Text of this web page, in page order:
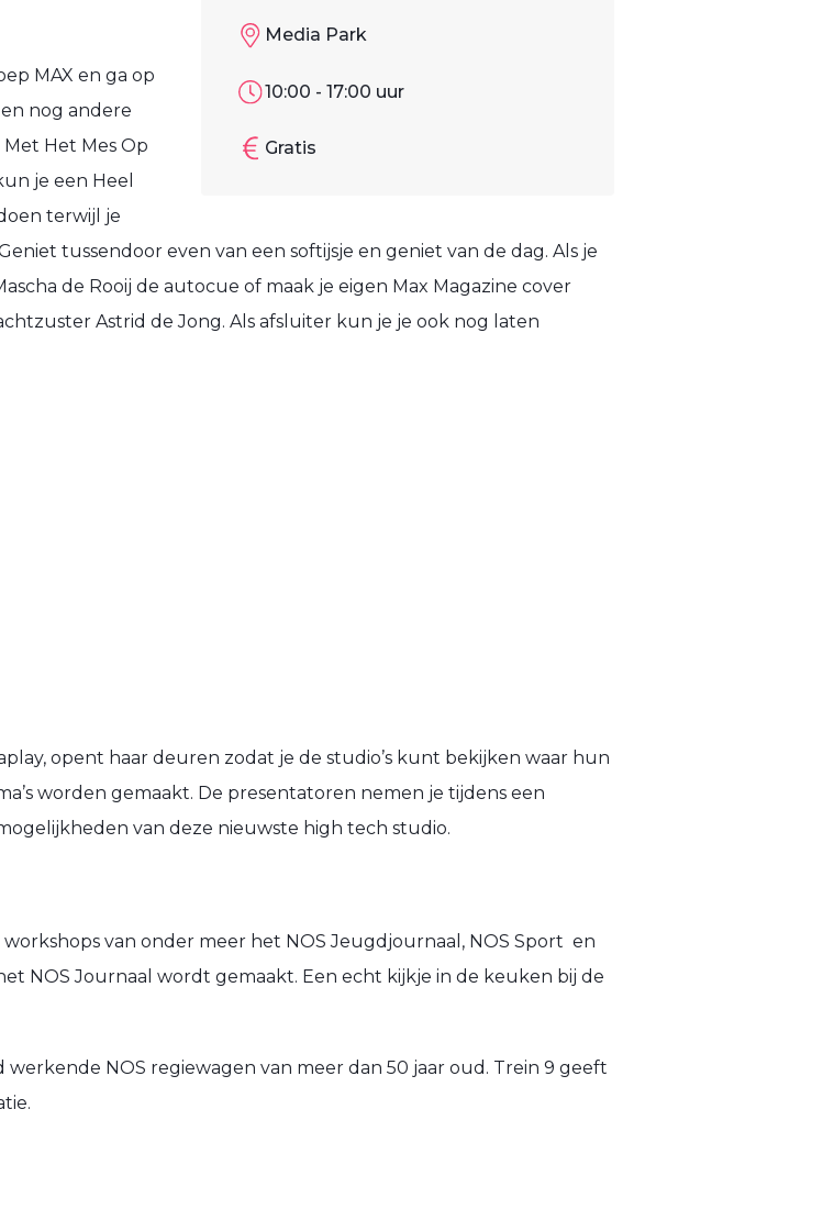
Media Park
10:00 - 17:00 uur
Gratis
MAX en ga op
nog andere
Het Mes Op
je een Heel
terwijl je
tussendoor even van een softijsje en geniet van de dag. Als je
de Rooij de autocue of maak je eigen Max Magazine cover
Astrid de Jong. Als afsluiter kun je je ook nog laten
opent haar deuren zodat je de studio’s kunt bekijken waar hun
worden gemaakt. De presentatoren nemen je tijdens een
van deze nieuwste high tech studio.
van onder meer het NOS Jeugdjournaal, NOS Sport en
NOS Journaal wordt gemaakt. Een echt kijkje in de keuken bij de
NOS regiewagen van meer dan 50 jaar oud. Trein 9 geeft